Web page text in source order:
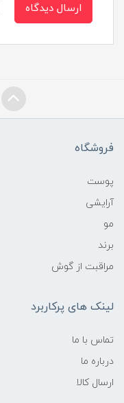
ارسال دیدگاه
فروشگاه
پوست
آرایشی
مو
برند
مراقبت از گوش
لینک های پرکاربرد
تماس با ما
درباره ما
ارسال کالا